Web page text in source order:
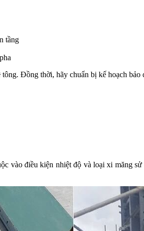
tầng
Đồng thời, hãy chuẩn bị kế hoạch
vào điều kiện nhiệt độ và loại xi măng